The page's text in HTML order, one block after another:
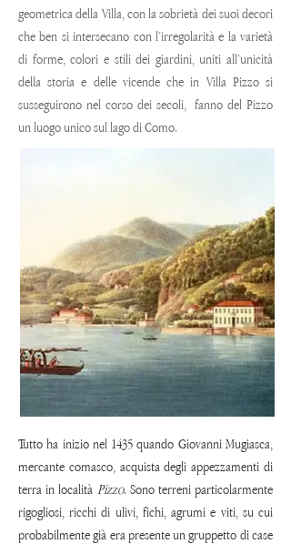
geometrica della Villa, con la sobrietà dei suoi decori
che ben si intersecano con l’irregolarità e la varietà
di forme, colori e stili dei giardini, uniti all’unicità
della storia e delle vicende che in Villa Pizzo si
susseguirono nel corso dei secoli, fanno del Pizzo
un luogo unico sul lago di Como.
Tutto ha inizio nel 1435 quando Giovanni Mugiasca,
mercante comasco, acquista degli appezzamenti di
terra in località Pizzo. Sono terreni particolarmente
rigogliosi, ricchi di ulivi, fichi, agrumi e viti, su cui
probabilmente già era presente un gruppetto di case